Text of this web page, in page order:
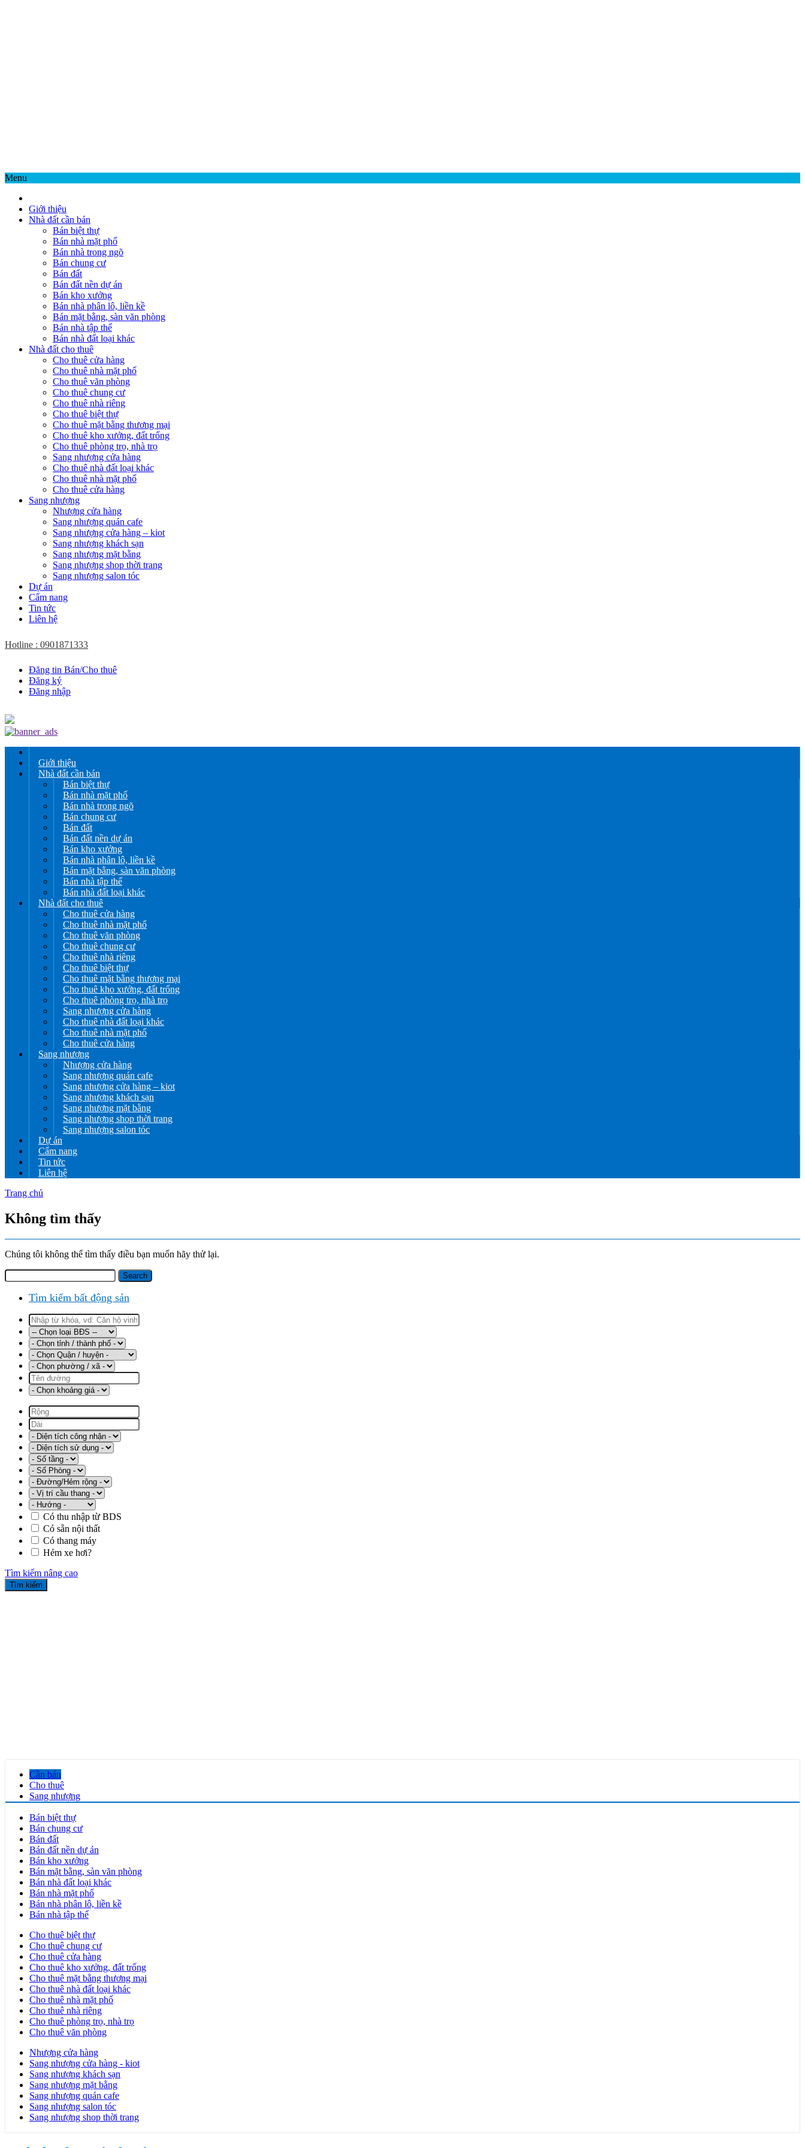
Menu
Giới thiệu
Nhà đất cần bán
Bán biệt thự
Bán nhà mặt phố
Bán nhà trong ngõ
Bán chung cư
Bán đất
Bán đất nền dự án
Bán kho xưởng
Bán nhà phân lô, liền kề
Bán mặt bằng, sàn văn phòng
Bán nhà tập thể
Bán nhà đất loại khác
Nhà đất cho thuê
Cho thuê cửa hàng
Cho thuê nhà mặt phố
Cho thuê văn phòng
Cho thuê chung cư
Cho thuê nhà riêng
Cho thuê biệt thự
Cho thuê mặt bằng thương mại
Cho thuê kho xưởng, đất trống
Cho thuê phòng trọ, nhà trọ
Sang nhượng cửa hàng
Cho thuê nhà đất loại khác
Cho thuê nhà mặt phố
Cho thuê cửa hàng
Sang nhượng
Nhượng cửa hàng
Sang nhượng quán cafe
Sang nhượng cửa hàng – kiot
Sang nhượng khách sạn
Sang nhượng mặt bằng
Sang nhượng shop thời trang
Sang nhượng salon tóc
Dự án
Cẩm nang
Tin tức
Liên hệ
Hotline : 0901871333
Đăng tin Bán/Cho thuê
Đăng ký
Đăng nhập
Giới thiệu
Nhà đất cần bán
Bán biệt thự
Bán nhà mặt phố
Bán nhà trong ngõ
Bán chung cư
Bán đất
Bán đất nền dự án
Bán kho xưởng
Bán nhà phân lô, liền kề
Bán mặt bằng, sàn văn phòng
Bán nhà tập thể
Bán nhà đất loại khác
Nhà đất cho thuê
Cho thuê cửa hàng
Cho thuê nhà mặt phố
Cho thuê văn phòng
Cho thuê chung cư
Cho thuê nhà riêng
Cho thuê biệt thự
Cho thuê mặt bằng thương mại
Cho thuê kho xưởng, đất trống
Cho thuê phòng trọ, nhà trọ
Sang nhượng cửa hàng
Cho thuê nhà đất loại khác
Cho thuê nhà mặt phố
Cho thuê cửa hàng
Sang nhượng
Nhượng cửa hàng
Sang nhượng quán cafe
Sang nhượng cửa hàng – kiot
Sang nhượng khách sạn
Sang nhượng mặt bằng
Sang nhượng shop thời trang
Sang nhượng salon tóc
Dự án
Cẩm nang
Tin tức
Liên hệ
Trang chủ
Không tìm thấy
Chúng tôi không thể tìm thấy điều bạn muốn hãy thử lại.
Tìm kiếm bất động sản
Có thu nhập từ BDS
Có sẵn nội thất
Có thang máy
Hẻm xe hơi?
Tìm kiếm nâng cao
Tìm kiếm
Cần bán
Cho thuê
Sang nhượng
Bán biệt thự
Bán chung cư
Bán đất
Bán đất nền dự án
Bán kho xưởng
Bán mặt bằng, sàn văn phòng
Bán nhà đất loại khác
Bán nhà mặt phố
Bán nhà phân lô, liền kề
Bán nhà tập thể
Cho thuê biệt thự
Cho thuê chung cư
Cho thuê cửa hàng
Cho thuê kho xưởng, đất trống
Cho thuê mặt bằng thương mại
Cho thuê nhà đất loại khác
Cho thuê nhà mặt phố
Cho thuê nhà riêng
Cho thuê phòng trọ, nhà trọ
Cho thuê văn phòng
Nhượng cửa hàng
Sang nhượng cửa hàng - kiot
Sang nhượng khách sạn
Sang nhượng mặt bằng
Sang nhượng quán cafe
Sang nhượng salon tóc
Sang nhượng shop thời trang